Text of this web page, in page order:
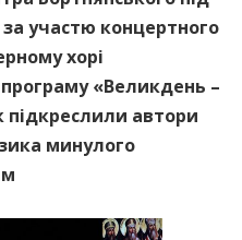
участю концертного
хорі
«Великдень –
підкреслили автори
минулого